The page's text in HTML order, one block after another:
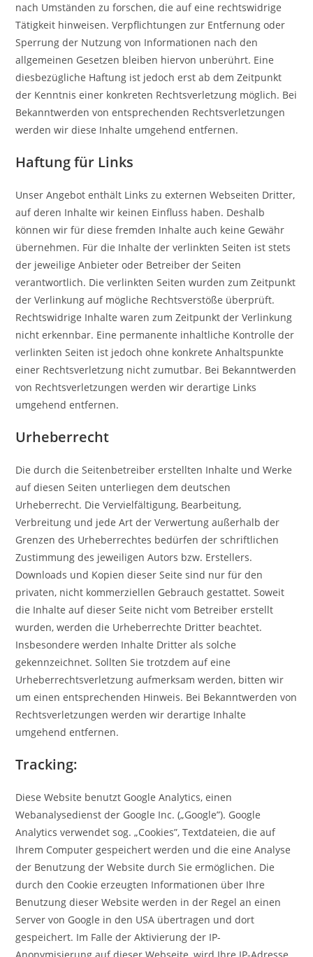
nach Umständen zu forschen, die auf eine rechtswidrige
Tätigkeit hinweisen. Verpflichtungen zur Entfernung oder
Sperrung der Nutzung von Informationen nach den
allgemeinen Gesetzen bleiben hiervon unberührt. Eine
diesbezügliche Haftung ist jedoch erst ab dem Zeitpunkt
der Kenntnis einer konkreten Rechtsverletzung möglich. Bei
Bekanntwerden von entsprechenden Rechtsverletzungen
werden wir diese Inhalte umgehend entfernen.
Haftung für Links
Unser Angebot enthält Links zu externen Webseiten Dritter,
auf deren Inhalte wir keinen Einfluss haben. Deshalb
können wir für diese fremden Inhalte auch keine Gewähr
übernehmen. Für die Inhalte der verlinkten Seiten ist stets
der jeweilige Anbieter oder Betreiber der Seiten
verantwortlich. Die verlinkten Seiten wurden zum Zeitpunkt
der Verlinkung auf mögliche Rechtsverstöße überprüft.
Rechtswidrige Inhalte waren zum Zeitpunkt der Verlinkung
nicht erkennbar. Eine permanente inhaltliche Kontrolle der
verlinkten Seiten ist jedoch ohne konkrete Anhaltspunkte
einer Rechtsverletzung nicht zumutbar. Bei Bekanntwerden
von Rechtsverletzungen werden wir derartige Links
umgehend entfernen.
Urheberrecht
Die durch die Seitenbetreiber erstellten Inhalte und Werke
auf diesen Seiten unterliegen dem deutschen
Urheberrecht. Die Vervielfältigung, Bearbeitung,
Verbreitung und jede Art der Verwertung außerhalb der
Grenzen des Urheberrechtes bedürfen der schriftlichen
Zustimmung des jeweiligen Autors bzw. Erstellers.
Downloads und Kopien dieser Seite sind nur für den
privaten, nicht kommerziellen Gebrauch gestattet. Soweit
die Inhalte auf dieser Seite nicht vom Betreiber erstellt
wurden, werden die Urheberrechte Dritter beachtet.
Insbesondere werden Inhalte Dritter als solche
gekennzeichnet. Sollten Sie trotzdem auf eine
Urheberrechtsverletzung aufmerksam werden, bitten wir
um einen entsprechenden Hinweis. Bei Bekanntwerden von
Rechtsverletzungen werden wir derartige Inhalte
umgehend entfernen.
Tracking:
Diese Website benutzt Google Analytics, einen
Webanalysedienst der Google Inc. („Google”). Google
Analytics verwendet sog. „Cookies”, Textdateien, die auf
Ihrem Computer gespeichert werden und die eine Analyse
der Benutzung der Website durch Sie ermöglichen. Die
durch den Cookie erzeugten Informationen über Ihre
Benutzung dieser Website werden in der Regel an einen
Server von Google in den USA übertragen und dort
gespeichert. Im Falle der Aktivierung der IP-